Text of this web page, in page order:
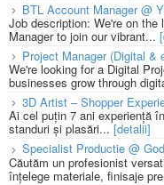
BTL Account Manager @
Job description: We're on
Manager to join our vibrant...
Project Manager (Digital &
We're looking for a Digital
businesses grow through
3D Artist – Shopper
Ai cel puțin 7 ani experiență
standuri și plasări... [detalii]
Specialist Productie @
Căutăm un profesionist
înțelege materiale, finisaje